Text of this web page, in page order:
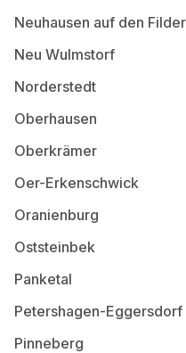
Neuhausen auf den
Neu Wulmstorf
Norderstedt
Oberhausen
Oberkrämer
Oer-Erkenschwick
Oranienburg
Oststeinbek
Panketal
Petershagen-Eggersdorf
Pinneberg